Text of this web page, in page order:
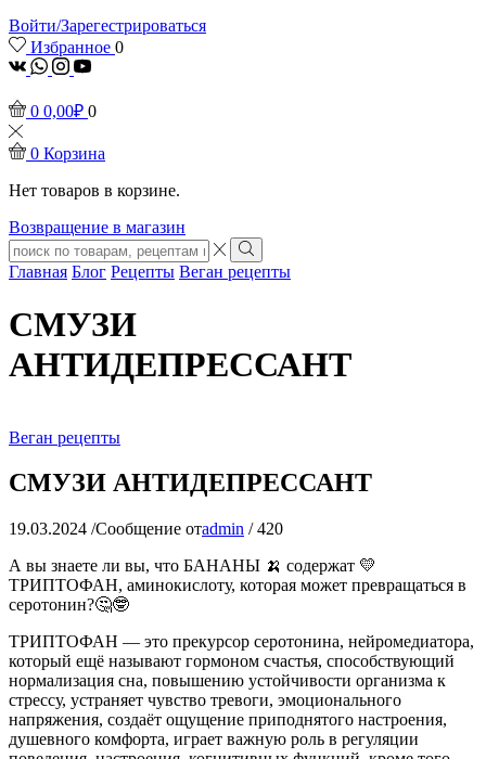
Войти/Зарегестрироваться
Избранное 0
vk Whatsapp
Instagram
Youtube
0 0,00₽ 0
0 Корзина
Нет товаров в корзине.
Возвращение в магазин
Search
input
Search
Главная Блог Рецепты Веган рецепты
СМУЗИ
АНТИДЕПРЕССАНТ
Веган рецепты
СМУЗИ АНТИДЕПРЕССАНТ
19.03.2024 /Сообщение отadmin / 420
А вы знаете ли вы, что БАНАНЫ 🍌 содержат 💛
ТРИПТОФАН, аминокислоту, которая может превращаться в
серотонин?🤔🤓
ТРИПТОФАН — это прекурсор серотонина, нейромедиатора,
который ещё называют гормоном счастья, способствующий
нормализация сна, повышению устойчивости организма к
стрессу, устраняет чувство тревоги, эмоционального
напряжения, создаёт ощущение приподнятого настроения,
душевного комфорта, играет важную роль в регуляции